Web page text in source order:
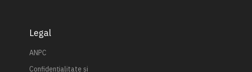
Legal
ANPC
Confidențialitate și